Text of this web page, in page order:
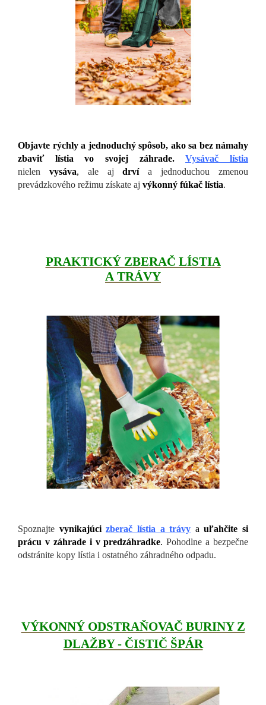
Objavte rýchly a jednoduchý spôsob, ako sa bez námahy
zbaviť lístia vo svojej záhrade.
Vysávač lístia
nielen vysáva, ale aj drví
a jednoduchou zmenou
prevádzkového režimu získate aj výkonný fúkač lístia.
PRAKTICKÝ ZBERAČ LÍSTIA
A TRÁVY
Spoznajte vynikajúcizberač lístia a trávy auľahčite si
prácu v záhrade i v predzáhradke. Pohodlne a bezpečne
odstránite kopy lístia i ostatného záhradného odpadu.
VÝKONNÝ ODSTRAŇOVAČ BURINY Z
DLAŽBY - ČISTIČ ŠPÁR